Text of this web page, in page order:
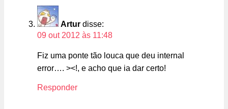
Artur disse:
09 out 2012 às 11:48
Fiz uma ponte tão louca que deu internal
error…. ><!, e acho que ia dar certo!
Responder